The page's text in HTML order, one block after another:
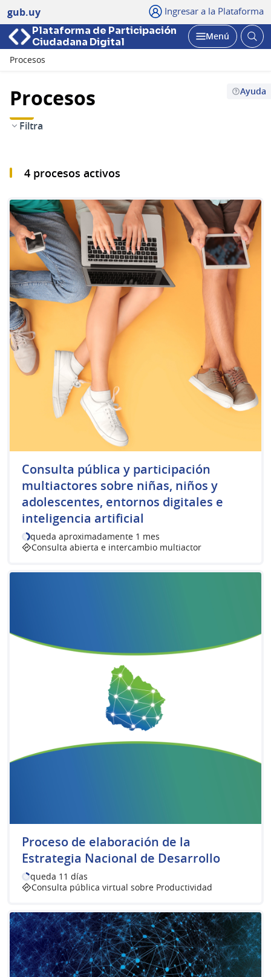
gub.uy Ingresar a la Plataforma
Plataforma de Participación
Ciudadana Digital
Abrir
Menú
Procesos
Procesos
Filtra
Ayuda
4 procesos activos
Consulta pública y participación
multiactores sobre niñas, niños y
adolescentes, entornos digitales e
inteligencia artificial
queda aproximadamente 1 mes
Consulta abierta e intercambio multiactor
Proceso de elaboración de la
Estrategia Nacional de Desarrollo
queda 11 días
Consulta pública virtual sobre Productividad